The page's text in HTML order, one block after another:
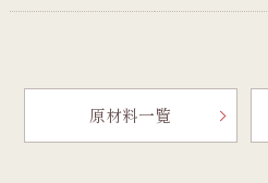
原材料一覧